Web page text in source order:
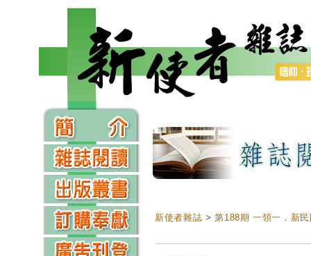
新使者雜誌 >第188期 一領一．新